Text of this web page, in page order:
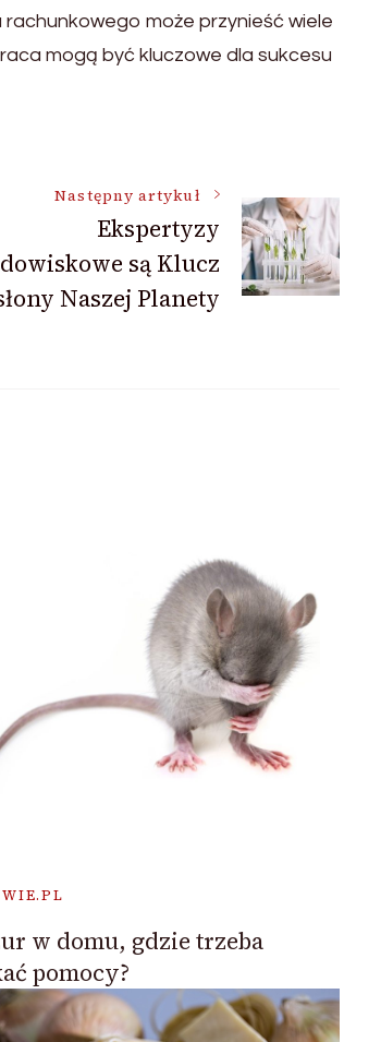
może przynieść wiele
mogą być kluczowe dla sukcesu
Następny artykuł
Ekspertyzy
są Klucz
Naszej Planety
w domu, gdzie trzeba
pomocy?